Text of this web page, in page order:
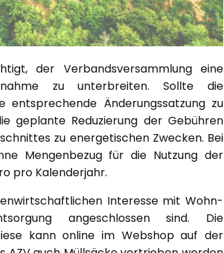
der Verbandsversammlung eine
zu unterbreiten. Sollte die
entsprechende Änderungssatzung zu
geplante Reduzierung der Gebühren
zu energetischen Zwecken. Bei
Mengenbezug für die Nutzung der
pro Kalenderjahr.
Interesse mit Wohn-
angeschlossen sind. Die
kann online im Webshop auf der